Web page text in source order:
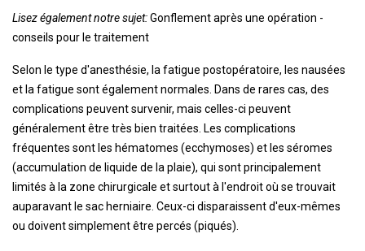
Lisez également notre sujet:Gonflement après une opération -
conseils pour le traitement
Selon le type d'anesthésie, la fatigue postopératoire, les nausées
et la fatigue sont également normales. Dans de rares cas, des
complications peuvent survenir, mais celles-ci peuvent
généralement être très bien traitées. Les complications
fréquentes sont les hématomes (ecchymoses) et les séromes
(accumulation de liquide de la plaie), qui sont principalement
limités à la zone chirurgicale et surtout à l'endroit où se trouvait
auparavant le sac herniaire. Ceux-ci disparaissent d'eux-mêmes
ou doivent simplement être percés (piqués).